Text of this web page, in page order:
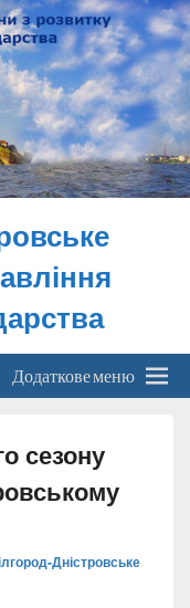
Додаткове меню
сезону
Дністровське